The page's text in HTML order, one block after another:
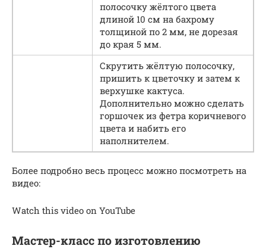
полосочку жёлтого цвета
длиной 10 см на бахрому
толщиной по 2 мм, не дорезая
до края 5 мм.
Скрутить жёлтую полосочку,
пришить к цветочку и затем к
верхушке кактуса.
Дополнительно можно сделать
горшочек из фетра коричневого
цвета и набить его
наполнителем.
Более подробно весь процесс можно посмотреть на
видео:
Watch this video on YouTube
Мастер-класс по изготовлению